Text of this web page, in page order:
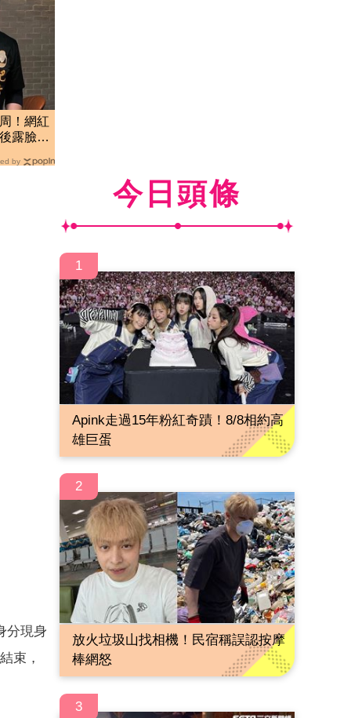
！網紅
露臉驚
by
分現身
束，
今日頭條
1
Apink走過15年粉紅奇蹟！8/8相約高
雄巨蛋
2
放火垃圾山找相機！民宿稱誤認按摩
棒網怒
3